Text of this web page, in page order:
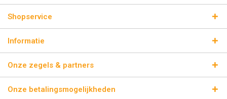
Shopservice
Informatie
Onze zegels & partners
Onze betalingsmogelijkheden